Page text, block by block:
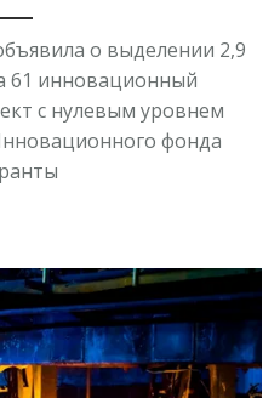
о выделении 2,9
61 инновационный
с нулевым уровнем
фонда